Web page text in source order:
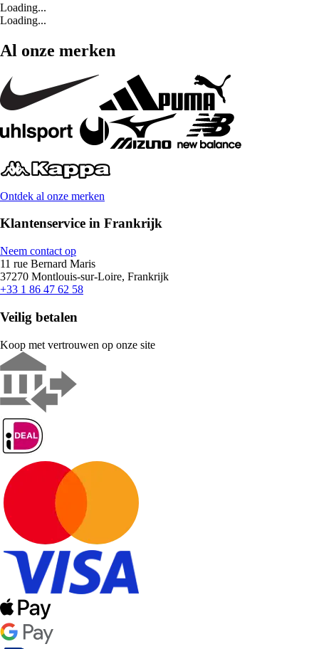
Loading...
Loading...
Al onze merken
Ontdek al onze merken
Klantenservice in Frankrijk
Neem contact op
11 rue Bernard Maris
37270 Montlouis-sur-Loire, Frankrijk
+33 1 86 47 62 58
Veilig betalen
Koop met vertrouwen op onze site